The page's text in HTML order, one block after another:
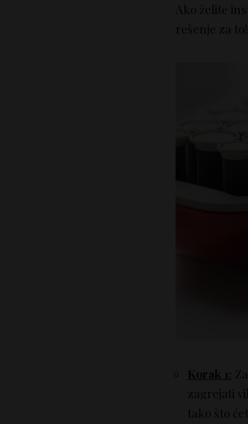
Ako želite
rešenje za to!
Korak 1:
zagrejati
tako što